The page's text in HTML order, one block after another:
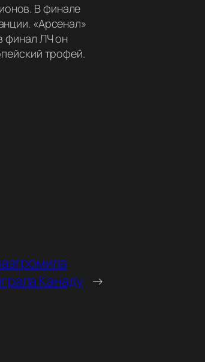
В финале
«Арсенал»
финал ЛЧ он
трофей.
Канаду →